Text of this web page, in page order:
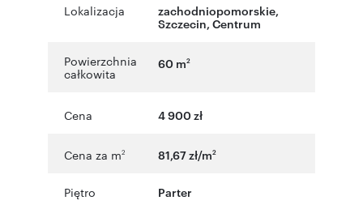
Lokalizacja zachodniopomorskie,
Szczecin, Centrum
Powierzchnia
całkowita
60 m2
Cena 4 900 zł
Cena za m2 81,67 zł/m2
Piętro Parter